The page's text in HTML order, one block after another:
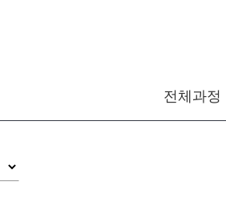
전체과정